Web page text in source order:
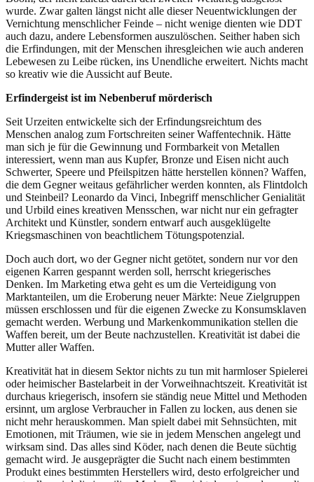
wurde. Zwar galten längst nicht alle dieser Neuentwicklungen der
Vernichtung menschlicher Feinde – nicht wenige dienten wie DDT
auch dazu, andere Lebensformen auszulöschen. Seither haben sich
die Erfindungen, mit der Menschen ihresgleichen wie auch anderen
Lebewesen zu Leibe rücken, ins Unendliche erweitert. Nichts macht
so kreativ wie die Aussicht auf Beute.
Erfindergeist ist im Nebenberuf mörderisch
Seit Urzeiten entwickelte sich der Erfindungsreichtum des
Menschen analog zum Fortschreiten seiner Waffentechnik. Hätte
man sich je für die Gewinnung und Formbarkeit von Metallen
interessiert, wenn man aus Kupfer, Bronze und Eisen nicht auch
Schwerter, Speere und Pfeilspitzen hätte herstellen können? Waffen,
die dem Gegner weitaus gefährlicher werden konnten, als Flintdolch
und Steinbeil? Leonardo da Vinci, Inbegriff menschlicher Genialität
und Urbild eines kreativen Mensschen, war nicht nur ein gefragter
Architekt und Künstler, sondern entwarf auch ausgeklügelte
Kriegsmaschinen von beachtlichem Tötungspotenzial.
Doch auch dort, wo der Gegner nicht getötet, sondern nur vor den
eigenen Karren gespannt werden soll, herrscht kriegerisches
Denken. Im Marketing etwa geht es um die Verteidigung von
Marktanteilen, um die Eroberung neuer Märkte: Neue Zielgruppen
müssen erschlossen und für die eigenen Zwecke zu Konsumsklaven
gemacht werden. Werbung und Markenkommunikation stellen die
Waffen bereit, um der Beute nachzustellen. Kreativität ist dabei die
Mutter aller Waffen.
Kreativität hat in diesem Sektor nichts zu tun mit harmloser Spielerei
oder heimischer Bastelarbeit in der Vorweihnachtszeit. Kreativität ist
durchaus kriegerisch, insofern sie ständig neue Mittel und Methoden
ersinnt, um arglose Verbraucher in Fallen zu locken, aus denen sie
nicht mehr herauskommen. Man spielt dabei mit Sehnsüchten, mit
Emotionen, mit Träumen, wie sie in jedem Menschen angelegt und
wirksam sind. Das alles sind Köder, nach denen die Beute süchtig
gemacht wird. Je ausgeprägter die Sucht nach einem bestimmten
Produkt eines bestimmten Herstellers wird, desto erfolgreicher und